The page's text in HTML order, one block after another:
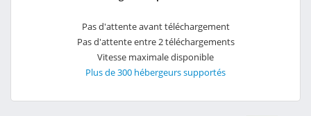
Pas d'attente avant téléchargement
Pas d'attente entre 2 téléchargements
Vitesse maximale disponible
Plus de 300 hébergeurs supportés